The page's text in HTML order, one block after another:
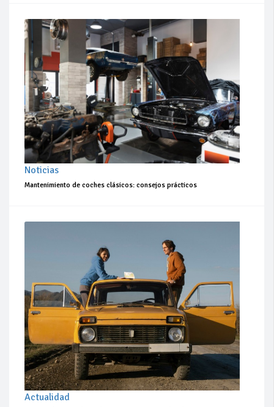
Noticias
Mantenimiento de coches clásicos: consejos prácticos
Actualidad